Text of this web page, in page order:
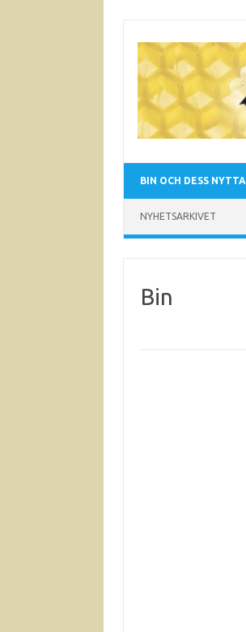
innehåll
BIN OCH DESS NYTTA
NYHETSARKIVET
Bin